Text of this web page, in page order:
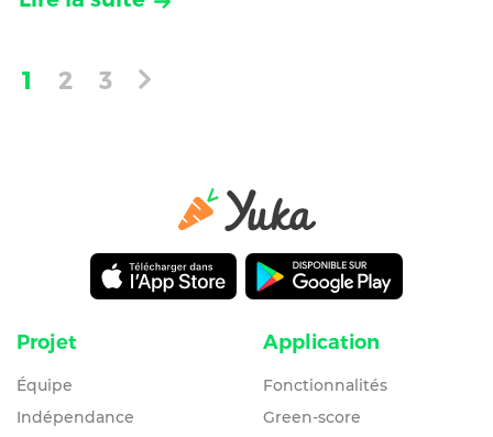
1 2 3
Projet
Équipe
Indépendance
Application
Fonctionnalités
Green-score